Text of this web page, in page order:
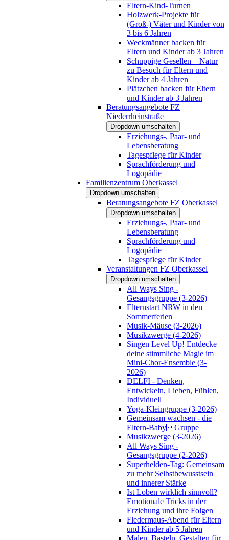
Eltern-Kind-Turnen
Holzwerk-Projekte für
(Groß-) Väter und Kinder von
3 bis 6 Jahren
Weckmänner backen für
Eltern und Kinder ab 3 Jahren
Schuppige Gesellen – Natur
zu Besuch für Eltern und
Kinder ab 4 Jahren
Plätzchen backen für Eltern
und Kinder ab 3 Jahren
Beratungsangebote FZ
Niederrheinstraße
Dropdown umschalten
Erziehungs-, Paar- und
Lebensberatung
Tagespflege für Kinder
Sprachförderung und
Logopädie
Familienzentrum Oberkassel
Dropdown umschalten
Beratungsangebote FZ Oberkassel
Dropdown umschalten
Erziehungs-, Paar- und
Lebensberatung
Sprachförderung und
Logopädie
Tagespflege für Kinder
Veranstaltungen FZ Oberkassel
Dropdown umschalten
All Ways Sing -
Gesangsgruppe (3-2026)
Elternstart NRW in den
Sommerferien
Musik-Mäuse (3-2026)
Musikzwerge (4-2026)
Singen Level Up! Entdecke
deine stimmliche Magie im
Mini-Chor-Ensemble (3-
2026)
DELFI - Denken,
Entwickeln, Lieben, Fühlen,
Individuell
Yoga-Kleingruppe (3-2026)
Gemeinsam wachsen - die
Eltern-BabyGruppe
Musikzwerge (3-2026)
All Ways Sing -
Gesangsgruppe (2-2026)
Superhelden-Tag: Gemeinsam
zu mehr Selbstbewusstsein
und innerer Stärke
Ist Loben wirklich sinnvoll?
Emotionale Tricks in der
Erziehung und ihre Folgen
Fledermaus-Abend für Eltern
und Kinder ab 5 Jahren
Malen, Basteln, Gestalten für